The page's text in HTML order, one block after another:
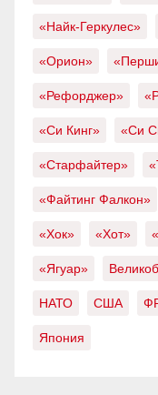
«Найк-Геркулес»
«Орион»
«Рефорджер»
«Си Кинг» «Си
«Старфайтер»
«Файтинг Фалкон»
«Хок» «Хот»
«Ягуар»
НАТО США
Япония